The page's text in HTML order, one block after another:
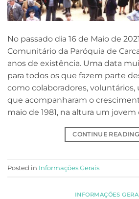
No passado dia 16 de Maio de
Comunitário da Paróquia de
anos de existência. Uma data
para todos os que fazem parte
como colaboradores,
que acompanharam o
maio de 1981, na altura um jovem
CONTINUE READING
Posted in Informações Gerais
INFORMAÇÕES